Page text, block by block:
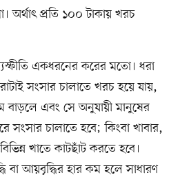
অর্থাৎ প্রতি ১০০ টাকায় খরচ
একধরনের করের মতো। ধরা
সংসার চালাতে খরচ হয়ে যায়,
বাড়লে এবং সে অনুযায়ী মানুষের
সংসার চালাতে হবে; কিংবা খাবার,
খাতে কাটছাঁট করতে হবে।
বা আয়বৃদ্ধির হার কম হলে সাধারণ